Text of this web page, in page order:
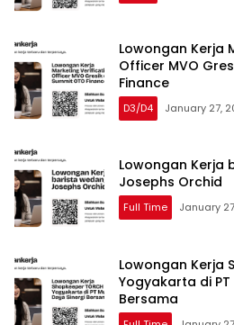
Lowongan Kerja
Officer MVO Gresik di PT Summit OTO
Finance
D3/D4 January 27,
Lowongan Kerja
Josephs Orchid
Full Time January
Lowongan Kerja
Yogyakarta di
Bersama